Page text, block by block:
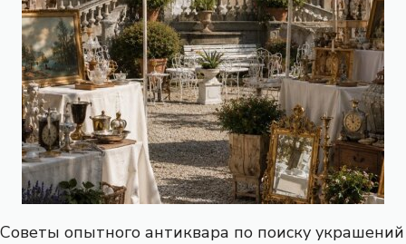
Советы опытного антиквара по поиску украшений